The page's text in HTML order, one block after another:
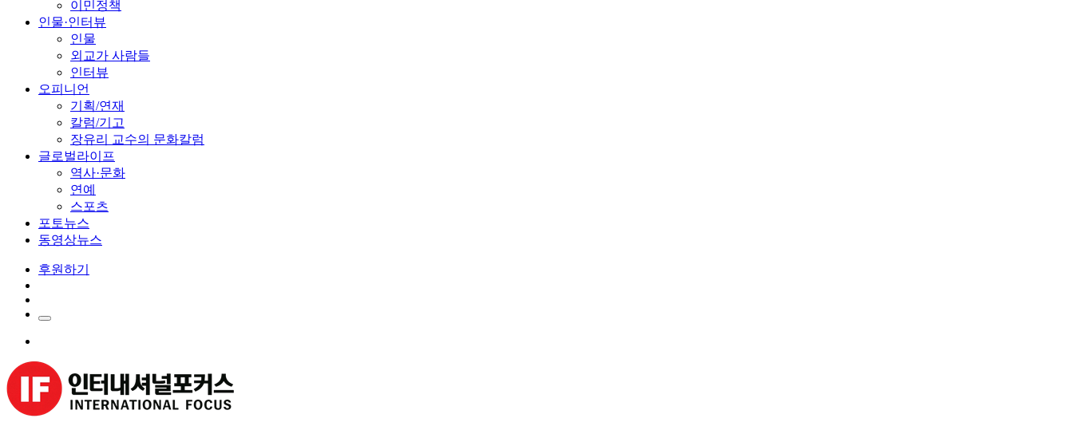
이민정책
인물·인터뷰
인물
외교가 사람들
인터뷰
오피니언
기획/연재
칼럼/기고
장유리 교수의 문화칼럼
글로벌라이프
역사·문화
연예
스포츠
포토뉴스
동영상뉴스
후원하기